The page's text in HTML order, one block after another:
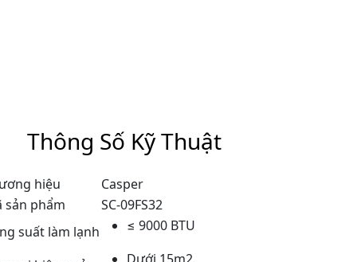
Thông Số Kỹ Thuật
hiệu
Casper
sản phẩm
SC-09FS32
suất làm lạnh
≤ 9000 BTU